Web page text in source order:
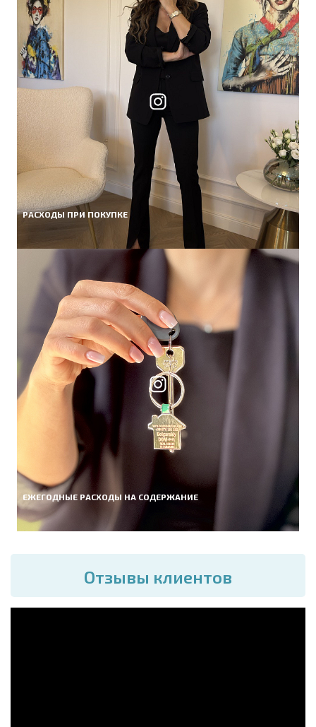
РАСХОДЫ ПРИ ПОКУПКЕ
ЕЖЕГОДНЫЕ РАСХОДЫ НА СОДЕРЖАНИЕ
Отзывы клиентов